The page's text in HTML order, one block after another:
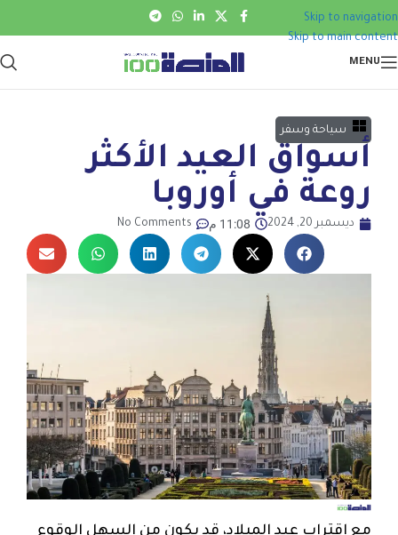
Skip to navigation
Skip to main content
MENU
سياحة وسفر
أسواق العيد الأكثر
روعة في أوروبا
ديسمبر 20, 2024 11:08 م No Comments
مع اقتراب عيد الميلاد، قد يكون من السهل الوقوع